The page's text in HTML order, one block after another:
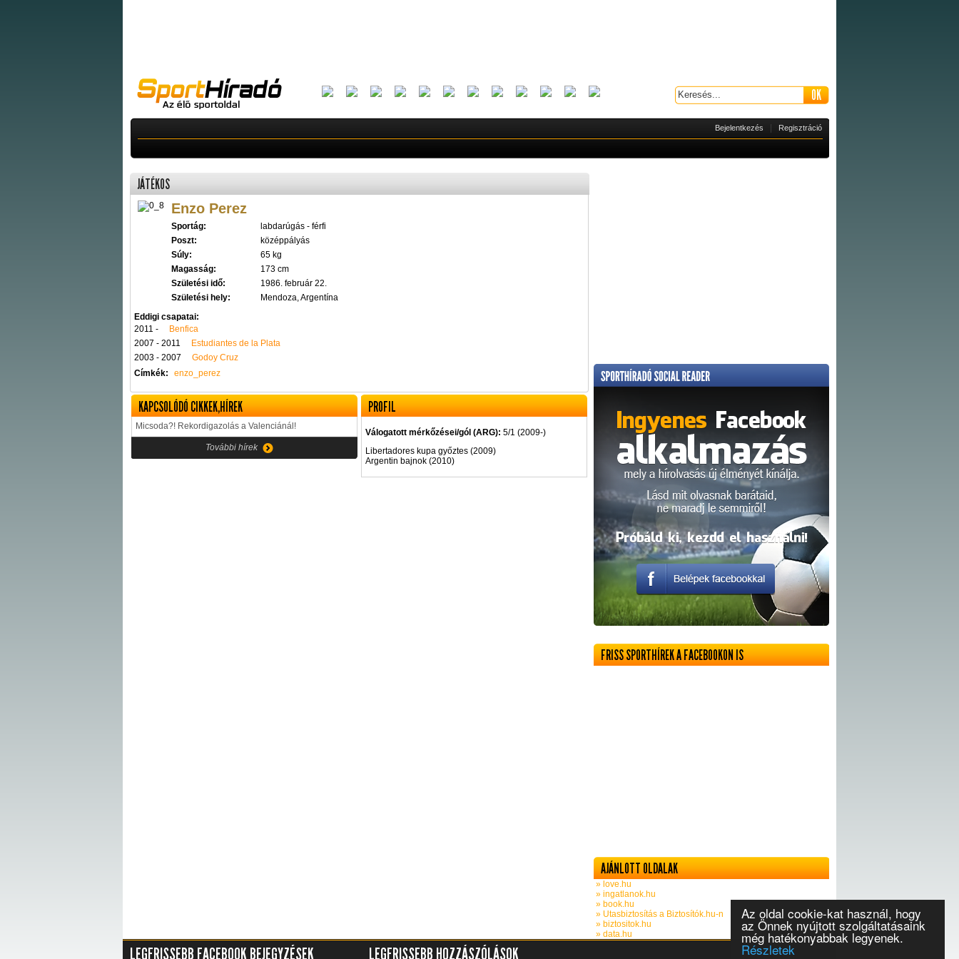
Az oldal cookie-kat használ, hogy
az Önnek nyújtott szolgáltatásaink
még hatékonyabbak legyenek.
Részletek
Bejelentkezés Regisztráció
JÁTÉKOS
Enzo Perez
Sportág:
labdarúgás - férfi
Poszt:
középpályás
Súly:
65 kg
Magasság:
173 cm
Születési idő:
1986. február 22.
Születési hely:
Mendoza, Argentína
Eddigi csapatai:
2011 -
Benfica
2007 - 2011
Estudiantes de la Plata
2003 - 2007
Godoy Cruz
Címkék:
enzo_perez
KAPCSOLÓDÓ CIKKEK,HÍREK
Micsoda?! Rekordigazolás a Valenciánál!
További hírek
PROFIL
Válogatott mérkőzései/gól (ARG): 5/1 (2009-)
Libertadores kupa győztes (2009)
Argentin bajnok (2010)
FRISS SPORTHÍREK A FACEBOOKON IS
AJÁNLOTT OLDALAK
» love.hu
» ingatlanok.hu
» book.hu
» Utasbiztosítás a Biztosítók.hu-n
» biztositok.hu
» data.hu
LEGFRISSEBB FACEBOOK BEJEGYZÉSEK LEGFRISSEBB HOZZÁSZÓLÁSOK